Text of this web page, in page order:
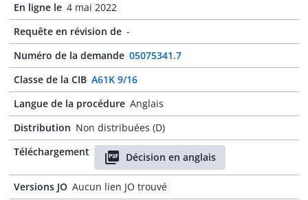
En ligne le 4 mai 2022
Requête en révision de -
Numéro de la demande 05075341.7
Classe de la CIB A61K 9/16
Langue de la procédure Anglais
Distribution Non distribuées (D)
Téléchargement
Décision en anglais
Versions JO Aucun lien JO trouvé